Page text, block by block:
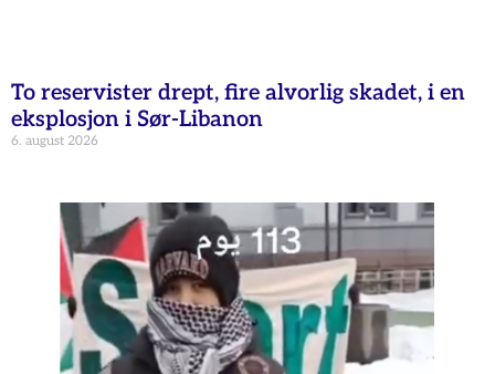
To reservister drept, fire alvorlig skadet, i en
eksplosjon i Sør-Libanon
6. august 2026